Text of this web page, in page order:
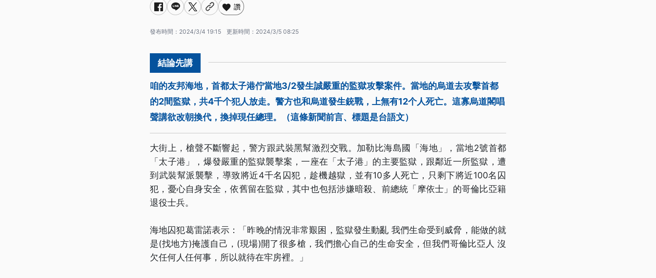
讚
發布時間： 2024/3/4 19:15 更新時間： 2024/3/5 08:25
咱的友邦海地，首都太子港佇當地3/2發生誠嚴重的監獄攻擊案件。當地的烏道去攻擊首都
的2間監獄，共4千个犯人放走。警方也和烏道發生銃戰，上無有12个人死亡。這寡烏道閣唱
聲講欲改朝換代，換掉現任總理。（這條新聞前言、標題是台語文）
大街上，槍聲不斷響起，警方跟武裝黑幫激烈交戰。加勒比海島國「海地」，當地2號首都
「太子港」，爆發嚴重的監獄襲擊案，一座在「太子港」的主要監獄，跟鄰近一所監獄，遭
到武裝幫派襲擊，導致將近4千名囚犯，趁機越獄，並有10多人死亡，只剩下將近100名囚
犯，憂心自身安全，依舊留在監獄，其中也包括涉嫌暗殺、前總統「摩依士」的哥倫比亞籍
退役士兵。
海地囚犯葛雷諾表示：「昨晚的情況非常艱困，監獄發生動亂 我們生命受到威脅，能做的就
是(找地方)掩護自己，(現場)開了很多槍，我們擔心自己的生命安全，但我們哥倫比亞人 沒
欠任何人任何事，所以就待在牢房裡。」